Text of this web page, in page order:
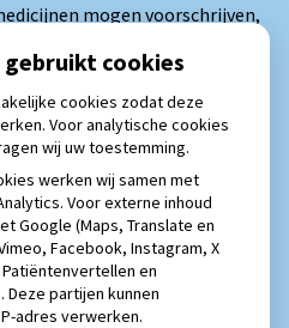
mogen voorschrijven,
kabinet omhoog
vergeten ziekte meer: aantal
gebruikt cookies
cookies zodat deze
Voor analytische cookies
wij uw toestemming.
werken wij samen met
Voor externe inhoud
Google (Maps, Translate en
Facebook, Instagram, X
en
Deze partijen kunnen
adres verwerken.